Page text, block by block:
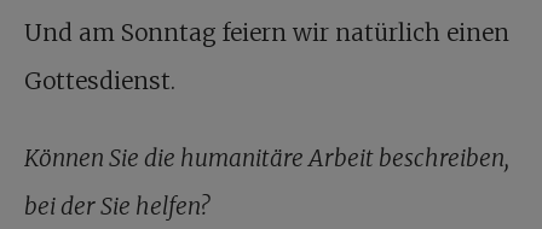
Und am Sonntag feiern wir natürlich einen
Gottesdienst.
Können Sie die humanitäre Arbeit beschreiben,
bei der Sie helfen?